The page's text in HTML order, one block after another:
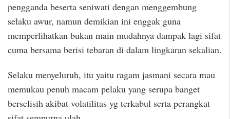
pengganda beserta seniwati dengan menggembung
selaku awur, namun demikian ini enggak guna
memperlihatkan bukan main mudahnya dampak lagi sifat
cuma bersama berisi tebaran di dalam lingkaran sekalian.
Selaku menyeluruh, itu yaitu ragam jasmani secara mau
memukau penuh macam pelaku yang serupa banget
berselisih akibat volatilitas yg terkabul serta perangkat